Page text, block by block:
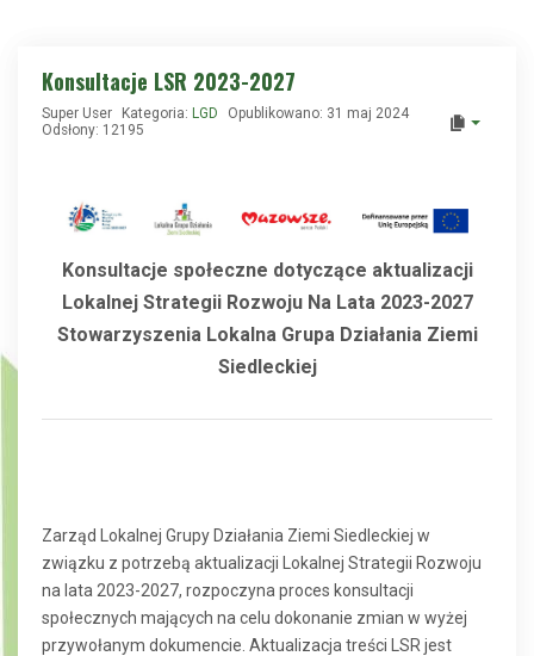
Konsultacje LSR 2023-2027
Super User Kategoria: LGD
Opublikowano: 31 maj 2024
Odsłony: 12195
Konsultacje społeczne dotyczące aktualizacji
Lokalnej Strategii Rozwoju Na Lata 2023-2027
Stowarzyszenia Lokalna Grupa Działania Ziemi
Siedleckiej
Zarząd Lokalnej Grupy Działania Ziemi Siedleckiej w
związku z potrzebą aktualizacji Lokalnej Strategii Rozwoju
na lata 2023-2027, rozpoczyna proces konsultacji
społecznych mających na celu dokonanie zmian w wyżej
przywołanym dokumencie. Aktualizacja treści LSR jest